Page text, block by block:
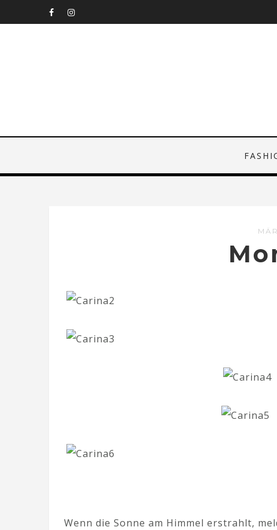
Wenn die Sonne am Himmel erstrahlt,